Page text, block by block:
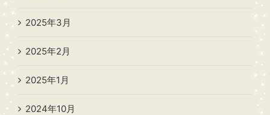
2025年3月
2025年2月
2025年1月
2024年10月